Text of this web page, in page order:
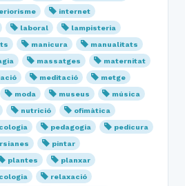
internet
laboral
lampisteria
manicura
manualitats
massatges
maternitat
meditació
metge
moda museus
música
nutrició
ofimàtica
pedagogia
pedicura
pintar
plantes
planxar
relaxació